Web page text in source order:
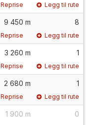
Reprise Legg til rute
9 450 m 8
Reprise Legg til rute
3 260 m 1
Reprise Legg til rute
2 680 m 1
Reprise Legg til rute
1 900 m 0